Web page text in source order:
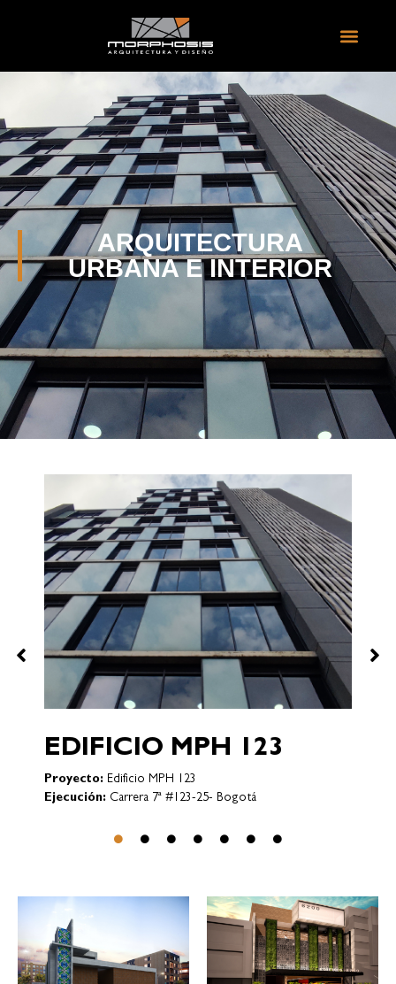
ARQUITECTURA
URBANA E INTERIOR
CONJUNTO SAN
SIMÓN
Proyecto:Conjuntos
Ejecución:Hacienda Los Alcaparros, Madrid,
Cundinamarca